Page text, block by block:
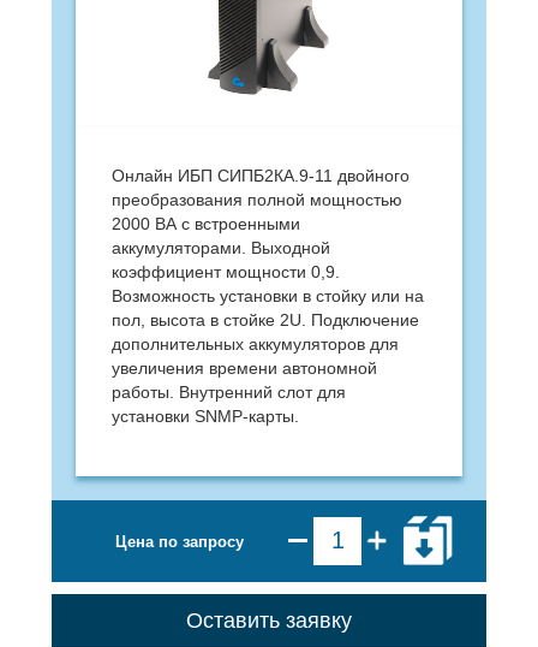
Онлайн ИБП СИПБ2КА.9-11 двойного
преобразования полной мощностью
2000 ВА с встроенными
аккумуляторами. Выходной
коэффициент мощности 0,9.
Возможность установки в стойку или на
пол, высота в стойке 2U. Подключение
дополнительных аккумуляторов для
увеличения времени автономной
работы. Внутренний слот для
установки SNMP-карты.
Цена по запросу
Оставить заявку